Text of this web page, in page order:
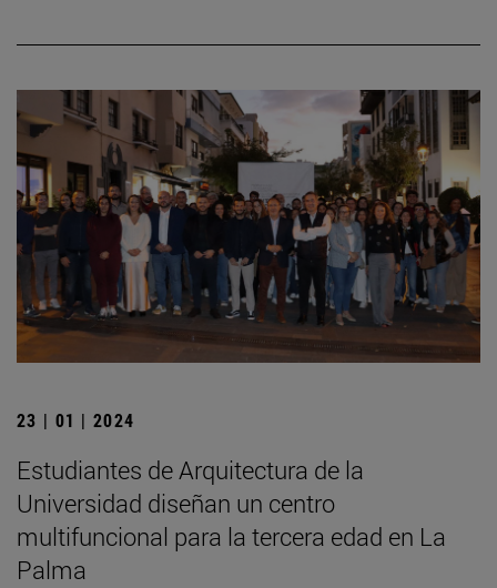
23 | 01 | 2024
Estudiantes de Arquitectura de la
Universidad diseñan un centro
multifuncional para la tercera edad en La
Palma